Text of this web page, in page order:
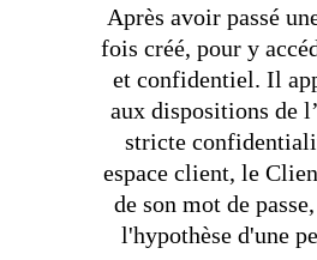
Après avoir passé
fois créé, pour y
et confidentiel. Il
aux dispositions de
stricte
espace client, le
de son mot de
l'hypothèse d'une